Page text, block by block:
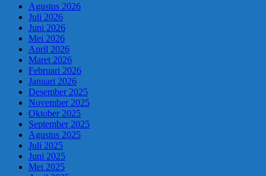
Agustus 2026
Juli 2026
Juni 2026
Mei 2026
April 2026
Maret 2026
Februari 2026
Januari 2026
Desember 2025
November 2025
Oktober 2025
September 2025
Agustus 2025
Juli 2025
Juni 2025
Mei 2025